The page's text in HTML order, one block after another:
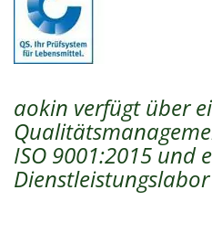
aokin verfügt über
ISO 9001:2015 und